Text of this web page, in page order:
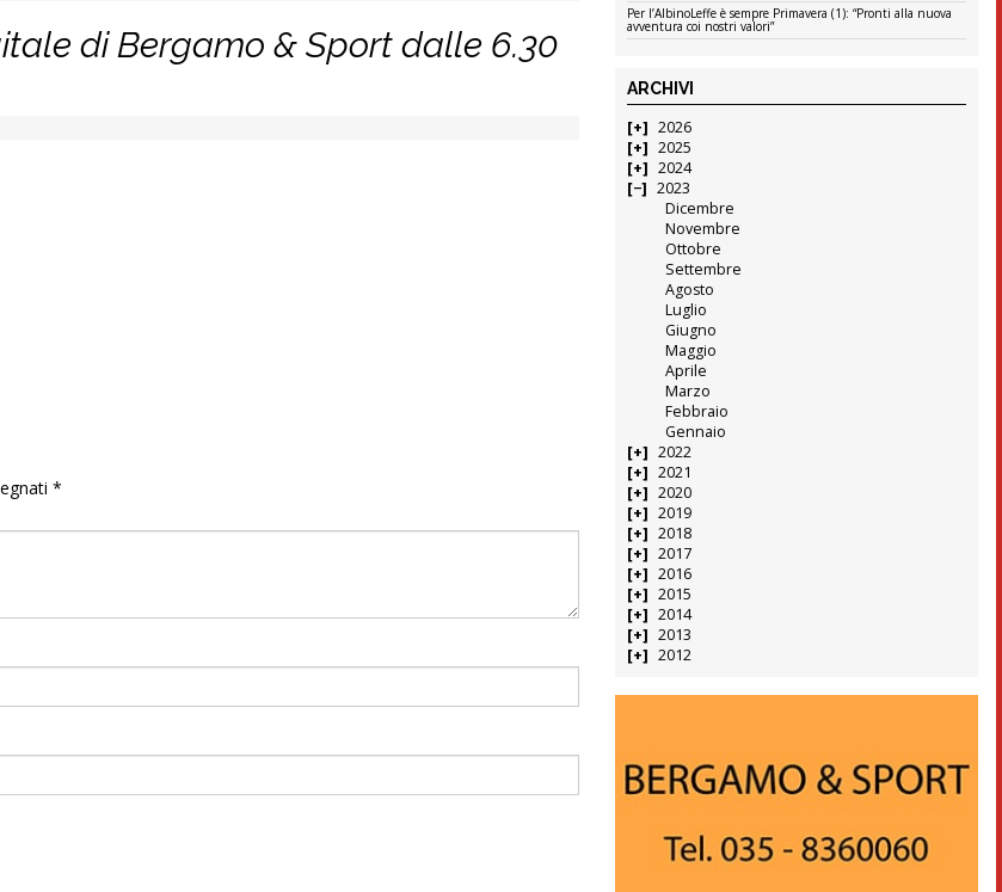
di Bergamo & Sport dalle 6.30
*
Per l’AlbinoLeffe è sempre Primavera (1): “Pronti alla nuova
avventura coi nostri valori”
ARCHIVI
2026
2025
2024
2023
Dicembre
Novembre
Ottobre
Settembre
Agosto
Luglio
Giugno
Maggio
Aprile
Marzo
Febbraio
Gennaio
2022
2021
2020
2019
2018
2017
2016
2015
2014
2013
2012